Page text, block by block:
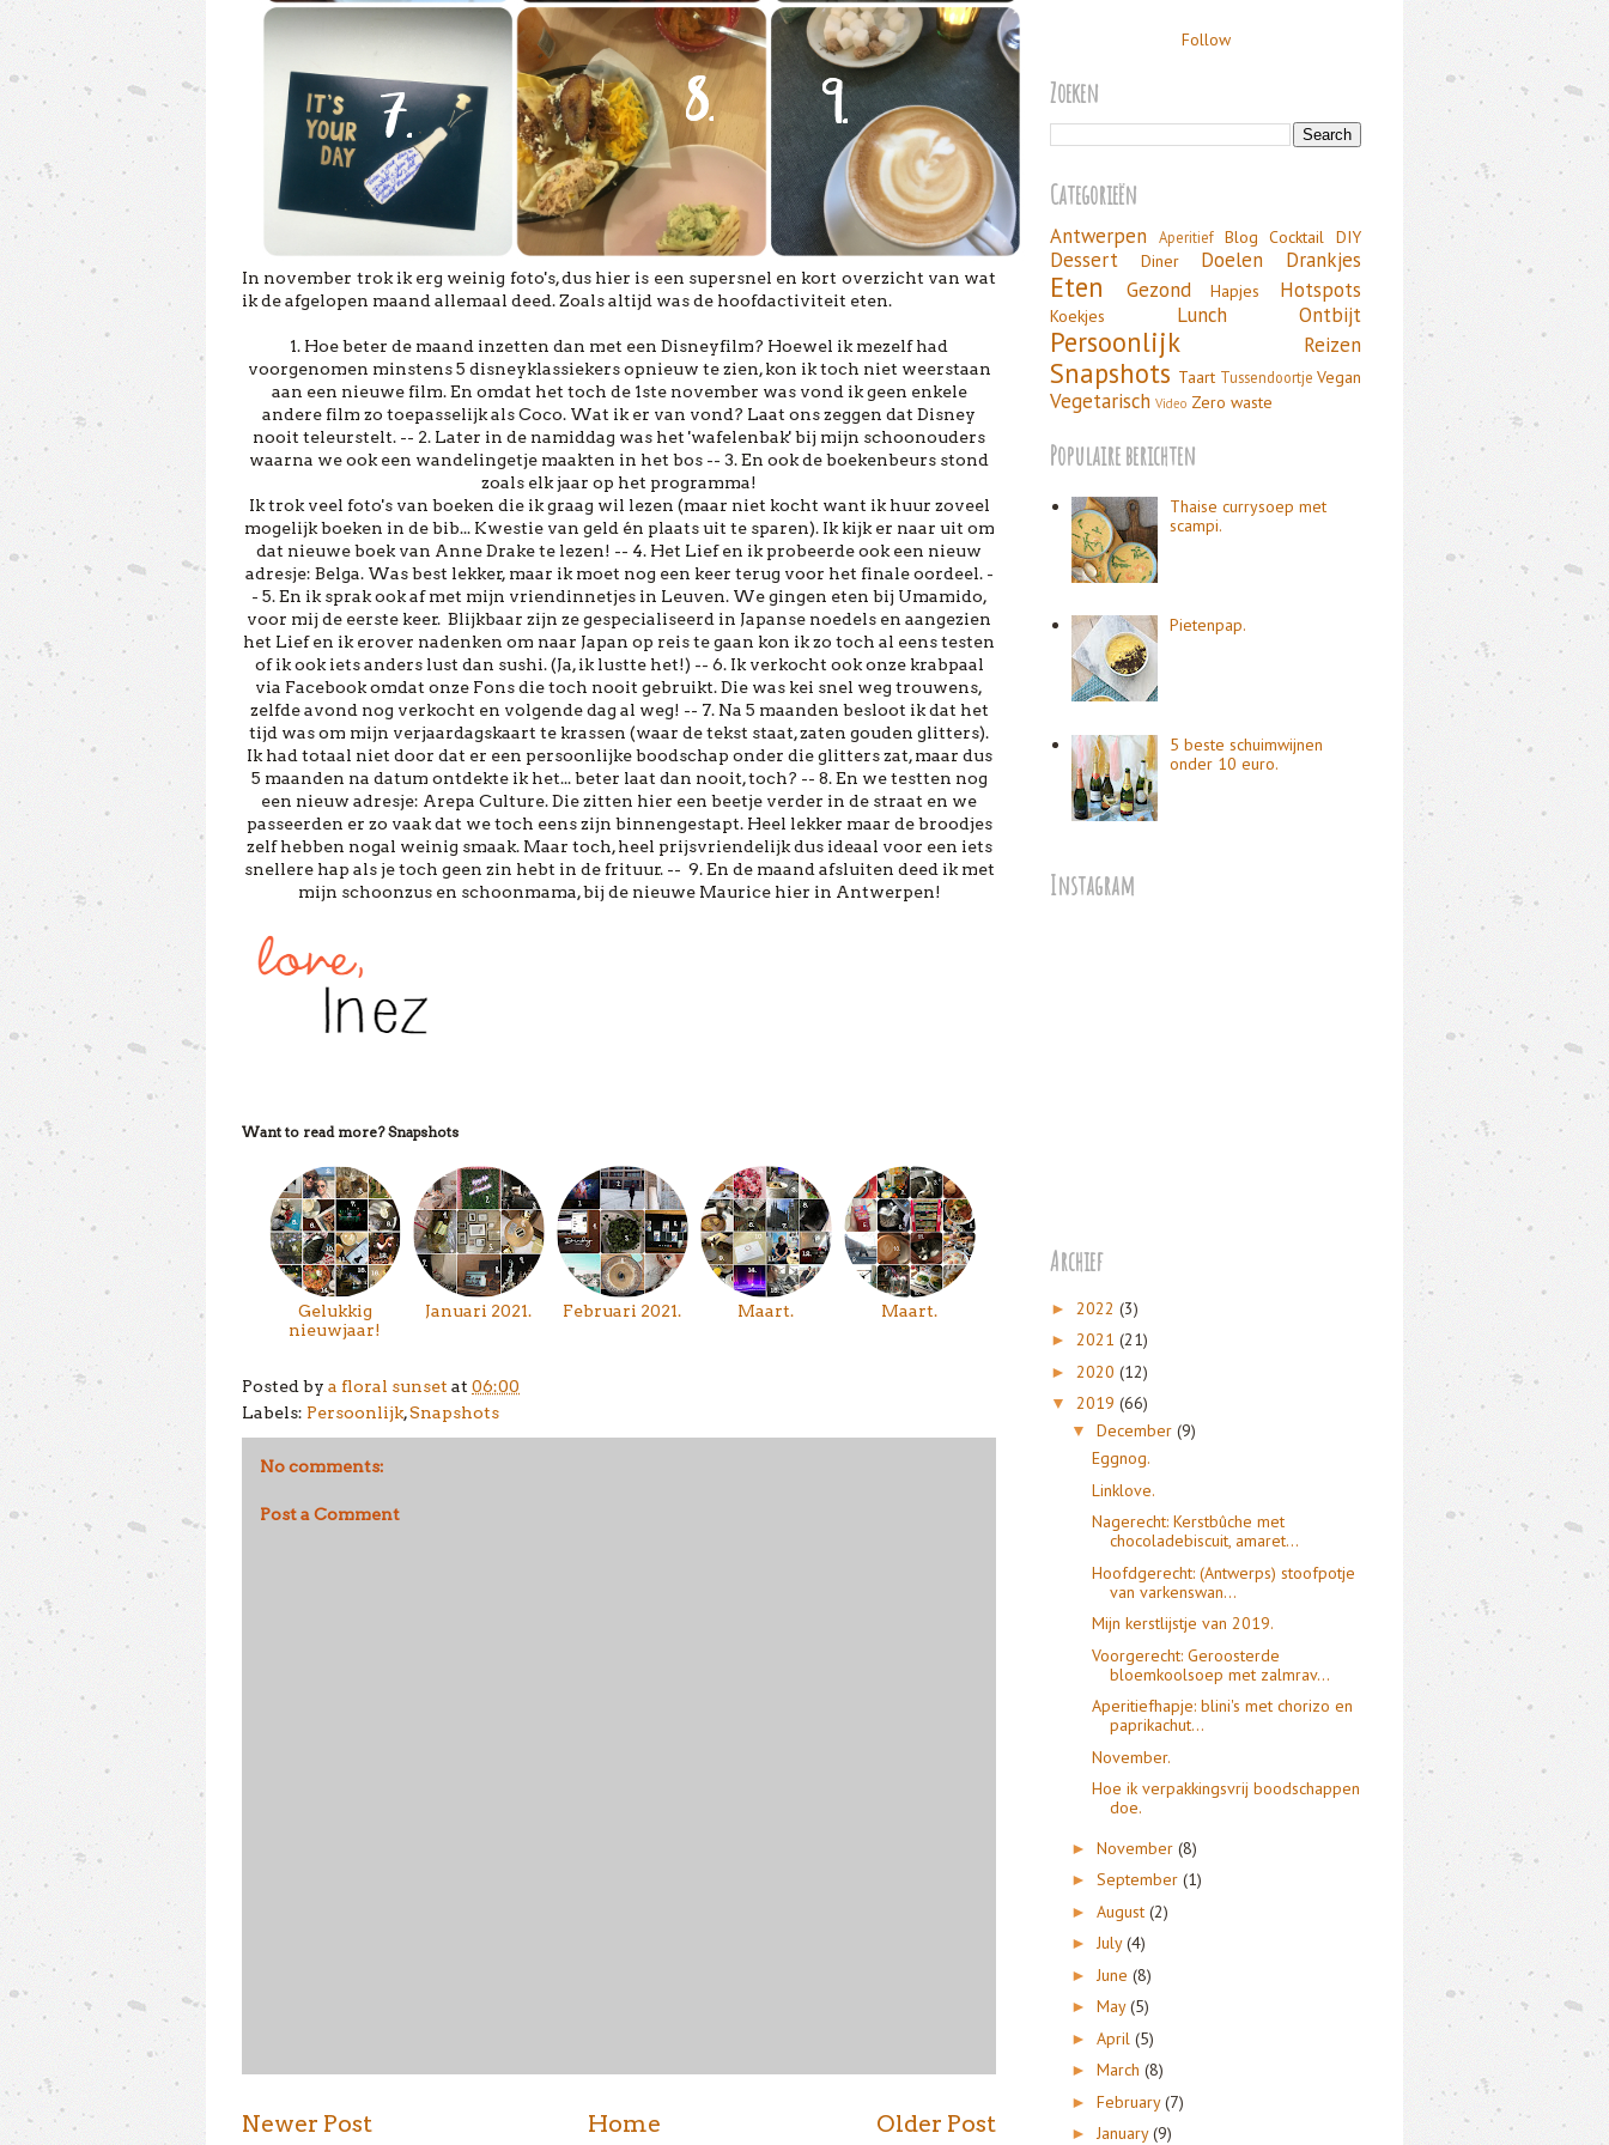
In november trok ik erg weinig foto's, dus hier is een supersnel en kort overzicht van wat
ik de afgelopen maand allemaal deed. Zoals altijd was de hoofdactiviteit eten.
1. Hoe beter de maand inzetten dan met een Disneyfilm? Hoewel ik mezelf had
voorgenomen minstens 5 disneyklassiekers opnieuw te zien, kon ik toch niet weerstaan
aan een nieuwe film. En omdat het toch de 1ste november was vond ik geen enkele
andere film zo toepasselijk als Coco. Wat ik er van vond? Laat ons zeggen dat Disney
nooit teleurstelt. -- 2. Later in de namiddag was het 'wafelenbak' bij mijn schoonouders
waarna we ook een wandelingetje maakten in het bos -- 3. En ook de boekenbeurs stond
zoals elk jaar op het programma!
Ik trok veel foto's van boeken die ik graag wil lezen (maar niet kocht want ik huur zoveel
mogelijk boeken in de bib... Kwestie van geld én plaats uit te sparen). Ik kijk er naar uit om
dat nieuwe boek van Anne Drake te lezen! -- 4. Het Lief en ik probeerde ook een nieuw
adresje: Belga. Was best lekker, maar ik moet nog een keer terug voor het finale oordeel. -
- 5. En ik sprak ook af met mijn vriendinnetjes in Leuven. We gingen eten bij Umamido,
voor mij de eerste keer. Blijkbaar zijn ze gespecialiseerd in Japanse noedels en aangezien
het Lief en ik erover nadenken om naar Japan op reis te gaan kon ik zo toch al eens testen
of ik ook iets anders lust dan sushi. (Ja, ik lustte het!) -- 6. Ik verkocht ook onze krabpaal
via Facebook omdat onze Fons die toch nooit gebruikt. Die was kei snel weg trouwens,
zelfde avond nog verkocht en volgende dag al weg! -- 7. Na 5 maanden besloot ik dat het
tijd was om mijn verjaardagskaart te krassen (waar de tekst staat, zaten gouden glitters).
Ik had totaal niet door dat er een persoonlijke boodschap onder die glitters zat, maar dus
5 maanden na datum ontdekte ik het... beter laat dan nooit, toch? -- 8. En we testten nog
een nieuw adresje: Arepa Culture. Die zitten hier een beetje verder in de straat en we
passeerden er zo vaak dat we toch eens zijn binnengestapt. Heel lekker maar de broodjes
zelf hebben nogal weinig smaak. Maar toch, heel prijsvriendelijk dus ideaal voor een iets
snellere hap als je toch geen zin hebt in de frituur. -- 9. En de maand afsluiten deed ik met
mijn schoonzus en schoonmama, bij de nieuwe Maurice hier in Antwerpen!
Want to read more?Snapshots
Gelukkig
nieuwjaar!
Januari 2021. Februari 2021. Maart. Maart.
Posted by a floral sunset at 06:00
Labels: Persoonlijk,Snapshots
No comments:
Post a Comment
Newer Post Older Post
Home
Follow
Zoeken
Categorieën
Antwerpen Aperitief Blog Cocktail DIY
Dessert Diner Doelen Drankjes
Eten Gezond Hapjes Hotspots
Koekjes Lunch Ontbijt
Persoonlijk Reizen
Snapshots Taart Tussendoortje Vegan
Vegetarisch Video Zero waste
Populaire berichten
Thaise currysoep met
scampi.
Pietenpap.
5 beste schuimwijnen
onder 10 euro.
Instagram
Archief
► 2022 (3)
► 2021 (21)
► 2020 (12)
▼ 2019 (66)
▼ December (9)
Eggnog.
Linklove.
Nagerecht: Kerstbûche met
chocoladebiscuit, amaret...
Hoofdgerecht: (Antwerps) stoofpotje
van varkenswan...
Mijn kerstlijstje van 2019.
Voorgerecht: Geroosterde
bloemkoolsoep met zalmrav...
Aperitiefhapje: blini's met chorizo en
paprikachut...
November.
Hoe ik verpakkingsvrij boodschappen
doe.
► November (8)
► September (1)
► August (2)
►July(4)
► June (8)
► May(5)
► April (5)
► March (8)
► February(7)
►January(9)